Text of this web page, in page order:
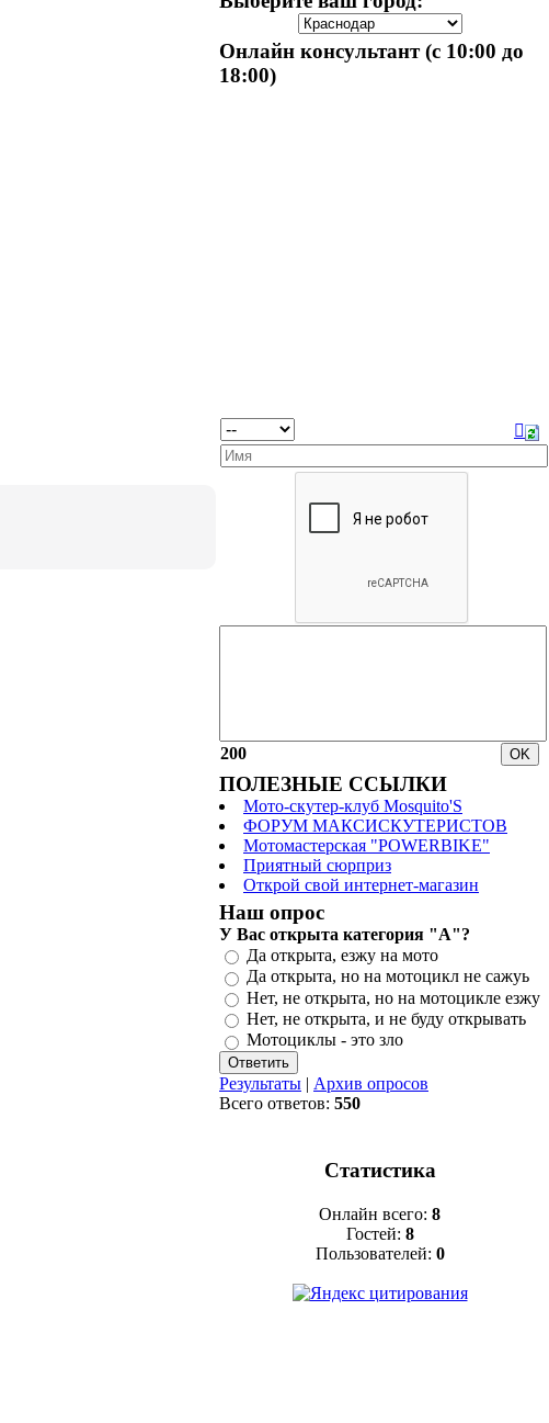
Онлайн консультант (с 10:00 до
18:00)
200
ПОЛЕЗНЫЕ ССЫЛКИ
Мото-скутер-клуб Mosquito'S
ФОРУМ МАКСИСКУТЕРИСТОВ
Мотомастерская "POWERBIKE"
Приятный сюрприз
Открой свой интернет-магазин
Наш опрос
У Вас открыта категория "А"?
Да открыта, езжу на мото
Да открыта, но на мотоцикл не сажуь
Нет, не открыта, но на мотоцикле езжу
Нет, не открыта, и не буду открывать
Мотоциклы - это зло
Результаты | Архив опросов
Всего ответов: 550
Статистика
Онлайн всего: 8
Гостей: 8
Пользователей: 0